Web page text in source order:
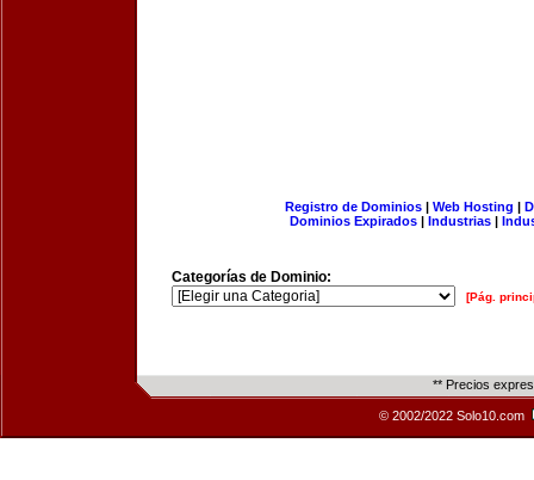
Registro de Dominios| Web Hosting |
Dominios Expirados | Industrias |
Categorías de Dominio:
[Pág.
** Precios
© 2002/2022 Solo10.com